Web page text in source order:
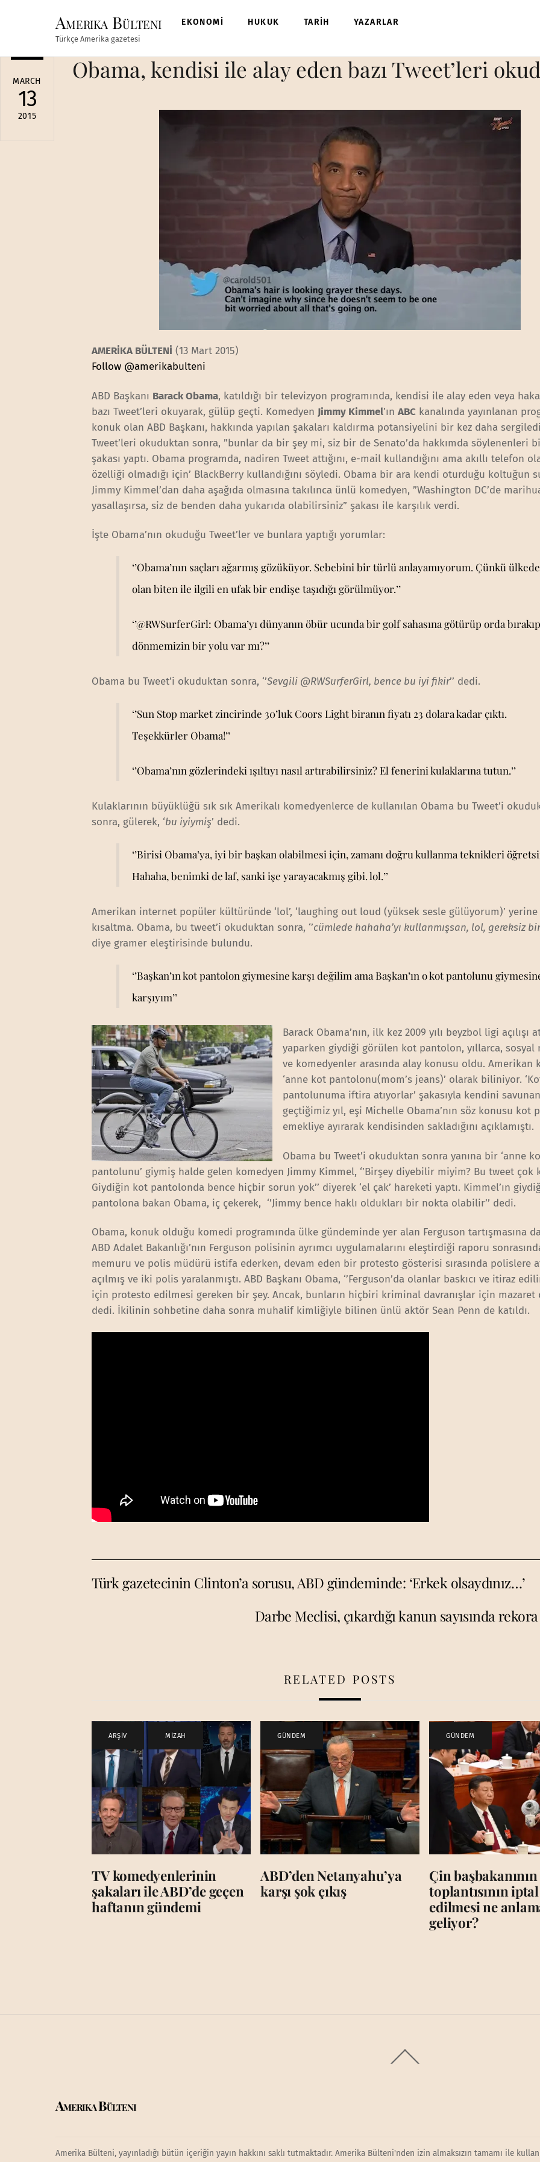
Amerika Bülteni
Türkçe Amerika gazetesi
EKONOMİ HUKUK TARİH YAZARLAR
MARCH
13
2015
Obama, kendisi ile alay eden bazı Tweet’leri
AMERİKA BÜLTENİ (13 Mart 2015)
Follow @amerikabulteni
ABD Başkanı Barack Obama, katıldığı bir televizyon programında, kendisi ile alay eden veya
bazı Tweet’leri okuyarak, gülüp geçti. Komedyen Jimmy Kimmel’ınABC kanalında yayınlanan
konuk olan ABD Başkanı, hakkında yapılan şakaları kaldırma potansiyelini bir kez daha
Tweet’leri okuduktan sonra, ”bunlar da bir şey mi, siz bir de Senato’da hakkımda söylenenleri
şakası yaptı. Obama programda, nadiren Tweet attığını, e-mail kullandığını ama akıllı telefon
özelliği olmadığı için’ BlackBerry kullandığını söyledi. Obama bir ara kendi oturduğu koltuğun
Jimmy Kimmel’dan daha aşağıda olmasına takılınca ünlü komedyen, ”Washington DC’de
yasallaşırsa, siz de benden daha yukarıda olabilirsiniz” şakası ile karşılık verdi.
İşte Obama’nın okuduğu Tweet’ler ve bunlara yaptığı yorumlar:
‘’Obama’nın saçları ağarmış gözüküyor. Sebebini bir türlü anlayamıyorum. Çünkü ülkede
olan biten ile ilgili en ufak bir endişe taşıdığı görülmüyor.’’
‘’@RWSurferGirl: Obama’yı dünyanın öbür ucunda bir golf sahasına götürüp orda bırakıp
dönmemizin bir yolu var mı?’’
Obama bu Tweet’i okuduktan sonra, ‘’Sevgili @RWSurferGirl, bence bu iyi fikir’’ dedi.
‘’Sun Stop market zincirinde 30’luk Coors Light biranın fiyatı 23 dolara kadar çıktı.
Teşekkürler Obama!’’
‘’Obama’nın gözlerindeki ışıltıyı nasıl artırabilirsiniz? El fenerini kulaklarına tutun.’’
Kulaklarının büyüklüğü sık sık Amerikalı komedyenlerce de kullanılan Obama bu Tweet’i
sonra, gülerek, ‘bu iyiymiş’ dedi.
‘’Birisi Obama’ya, iyi bir başkan olabilmesi için, zamanı doğru kullanma teknikleri
Hahaha, benimki de laf, sanki işe yarayacakmış gibi. lol.’’
Amerikan internet popüler kültüründe ‘lol’, ‘laughing out loud (yüksek sesle gülüyorum)’ yerine
kısaltma. Obama, bu tweet’i okuduktan sonra, ‘’cümlede hahaha’yı kullanmışsan, lol, gereksiz
diye gramer eleştirisinde bulundu.
‘’Başkan’ın kot pantolon giymesine karşı değilim ama Başkan’ın o kot pantolunu
karşıyım’’
Barack Obama’nın, ilk kez 2009 yılı beyzbol ligi açılışı
yaparken giydiği görülen kot pantolon, yıllarca, sosyal
ve komedyenler arasında alay konusu oldu. Amerikan
‘anne kot pantolonu(mom’s jeans)’ olarak biliniyor.
pantolunuma iftira atıyorlar’ şakasıyla kendini
geçtiğimiz yıl, eşi Michelle Obama’nın söz konusu kot
emekliye ayırarak kendisinden sakladığını açıklamıştı.
Obama bu Tweet’i okuduktan sonra yanına bir ‘anne
pantolunu’ giymiş halde gelen komedyen Jimmy Kimmel, ‘’Birşey diyebilir miyim? Bu tweet çok
Giydiğin kot pantolonda bence hiçbir sorun yok’’ diyerek ‘el çak’ hareketi yaptı. Kimmel’ın
pantolona bakan Obama, iç çekerek, ‘’Jimmy bence haklı oldukları bir nokta olabilir’’ dedi.
Obama, konuk olduğu komedi programında ülke gündeminde yer alan Ferguson tartışmasına
ABD Adalet Bakanlığı’nın Ferguson polisinin ayrımcı uygulamalarını eleştirdiği raporu
memuru ve polis müdürü istifa ederken, devam eden bir protesto gösterisi sırasında polislere
açılmış ve iki polis yaralanmıştı. ABD Başkanı Obama, ‘’Ferguson’da olanlar baskıcı ve itiraz
için protesto edilmesi gereken bir şey. Ancak, bunların hiçbiri kriminal davranışlar için mazaret
dedi. İkilinin sohbetine daha sonra muhalif kimliğiyle bilinen ünlü aktör Sean Penn de katıldı.
Türk gazetecinin Clinton’a sorusu, ABD gündeminde: ‘Erkek olsaydınız…’
Darbe Meclisi, çıkardığı kanun sayısında
RELATED POSTS
ARŞİV MİZAH
TV komedyenlerinin
şakaları ile ABD’de geçen
haftanın gündemi
GÜNDEM
ABD’den Netanyahu’ya
karşı şok çıkış
GÜNDEM
Çin başbakanının
toplantısının iptal
edilmesi ne
geliyor?
To
Amerika Bülteni
Amerika Bülteni, yayınladığı bütün içeriğin yayın hakkını saklı tutmaktadır. Amerika Bülteni'nden izin almaksızın tamamı ile